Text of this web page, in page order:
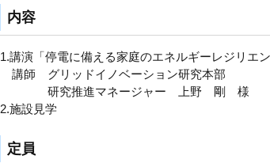
内容
1.講演「停電に備える家庭のエネルギーレジリエン
講師 グリッドイノベーション研究本部
研究推進マネージャー 上野 剛 様
2.施設見学
定員